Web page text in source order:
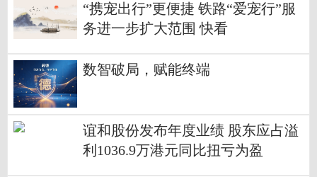
“携宠出行”更便捷 铁路“爱宠行”服
务进一步扩大范围 快看
数智破局，赋能终端
谊和股份发布年度业绩 股东应占溢
利1036.9万港元同比扭亏为盈